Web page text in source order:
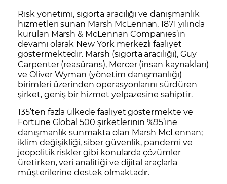
Risk yönetimi, sigorta aracılığı ve danışmanlık
hizmetleri sunan Marsh McLennan, 1871 yılında
kurulan Marsh & McLennan Companies’in
devamı olarak New York merkezli faaliyet
göstermektedir. Marsh (sigorta aracılığı), Guy
Carpenter (reasürans), Mercer (insan kaynakları)
ve Oliver Wyman (yönetim danışmanlığı)
birimleri üzerinden operasyonlarını sürdüren
şirket, geniş bir hizmet yelpazesine sahiptir.
135’ten fazla ülkede faaliyet göstermekte ve
Fortune Global 500 şirketlerinin %95’ine
danışmanlık sunmakta olan Marsh McLennan;
iklim değişikliği, siber güvenlik, pandemi ve
jeopolitik riskler gibi konularda çözümler
üretirken, veri analitiği ve dijital araçlarla
müşterilerine destek olmaktadır.